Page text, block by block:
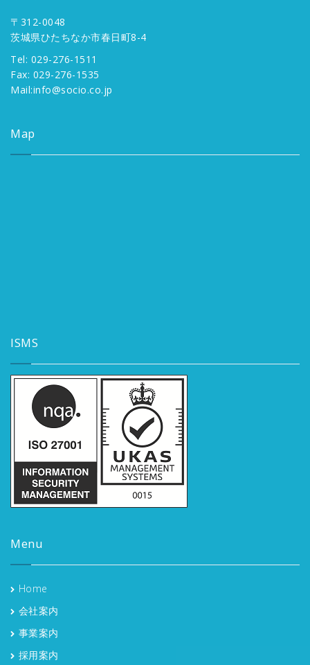
〒312-0048
茨城県ひたちなか市春日町8-4
Tel: 029-276-1511
Fax: 029-276-1535
Mail:info@socio.co.jp
Map
ISMS
Menu
Home
会社案内
事業案内
採用案内